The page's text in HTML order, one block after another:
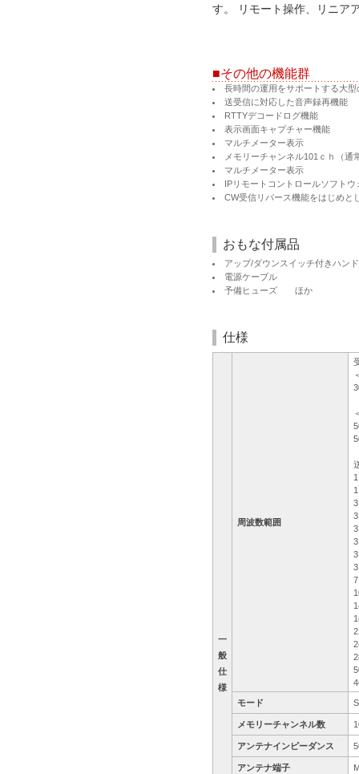
す。 リモート操作、リニア
■その他の機能群
長時間の運用をサポートする大
送受信に対応した音声録再機能
RTTYデコードログ機能
表示画面キャプチャー機能
マルチメーター表示
メモリーチャンネル101ｃｈ（
マルチメーター表示
IPリモートコントロールソフト
CW受信リバース機能をはじめ
おもな付属品
アップ/ダウンスイッチ付きハン
電源ケーブル
予備ヒューズ ほか
仕様
一
般
仕
様
周波数範囲
モード
メモリーチャンネル数
アンテナインピーダンス
アンテナ端子